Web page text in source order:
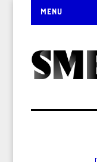
MENU